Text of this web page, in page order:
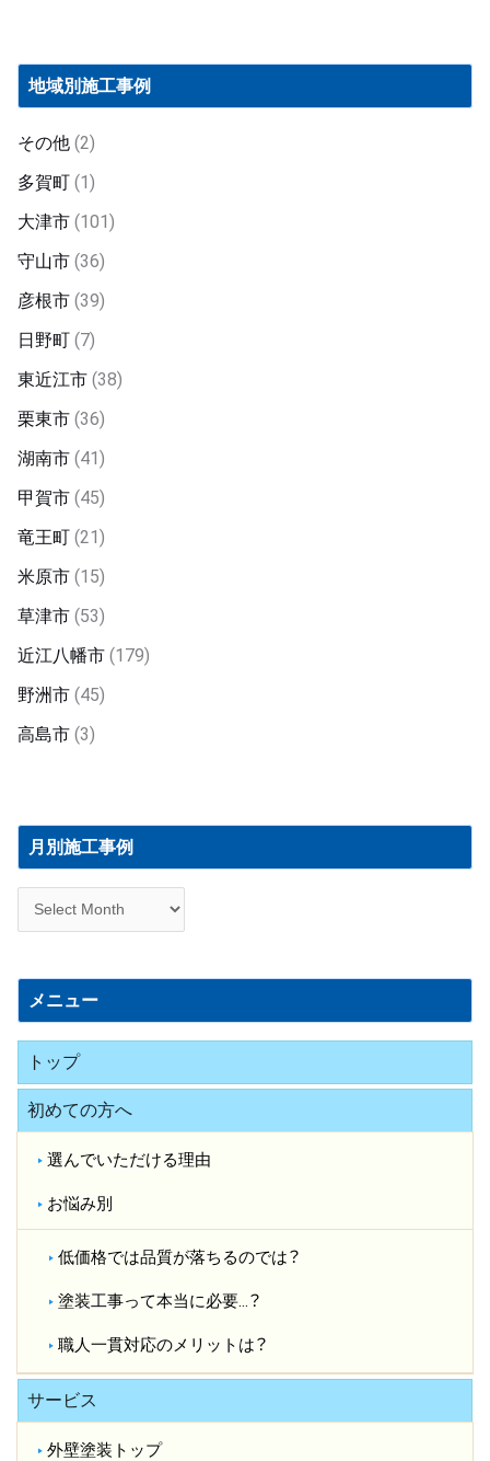
地域別施工事例
その他(2)
多賀町(1)
大津市(101)
守山市(36)
彦根市(39)
日野町(7)
東近江市(38)
栗東市(36)
湖南市(41)
甲賀市(45)
竜王町(21)
米原市(15)
草津市(53)
近江八幡市(179)
野洲市(45)
高島市(3)
月別施工事例
施
事
メニュー
トップ
初めての方へ
選んでいただける理由
お悩み別
低価格では品質が落ちるのでは？​
塗装工事って本当に必要…？​
職人一貫対応のメリットは？​
サービス
外壁塗装トップ